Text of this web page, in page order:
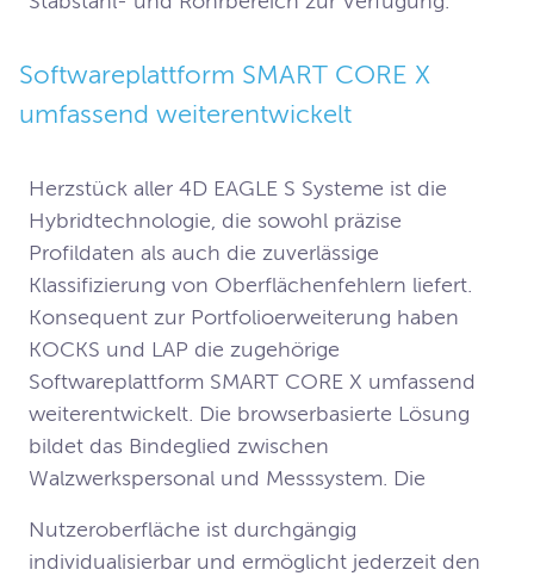
Softwareplattform SMART CORE X
umfassend weiterentwickelt
Herzstück aller 4D EAGLE S Systeme ist die
Hybridtechnologie, die sowohl präzise
Profildaten als auch die zuverlässige
Klassifizierung von Oberflächenfehlern liefert.
Konsequent zur Portfolioerweiterung haben
KOCKS und LAP die zugehörige
Softwareplattform SMART CORE X umfassend
weiterentwickelt. Die browserbasierte Lösung
bildet das Bindeglied zwischen
Nutzeroberfläche ist durchgängig
individualisierbar und ermöglicht jederzeit den